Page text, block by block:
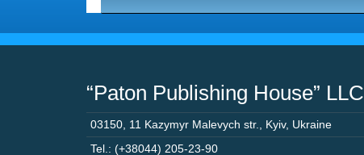
“Paton Publishing House” LLC
03150 11 Kazymyr Malevych str. Kyiv, Ukraine
Tel.: (+38044) 205-23-90